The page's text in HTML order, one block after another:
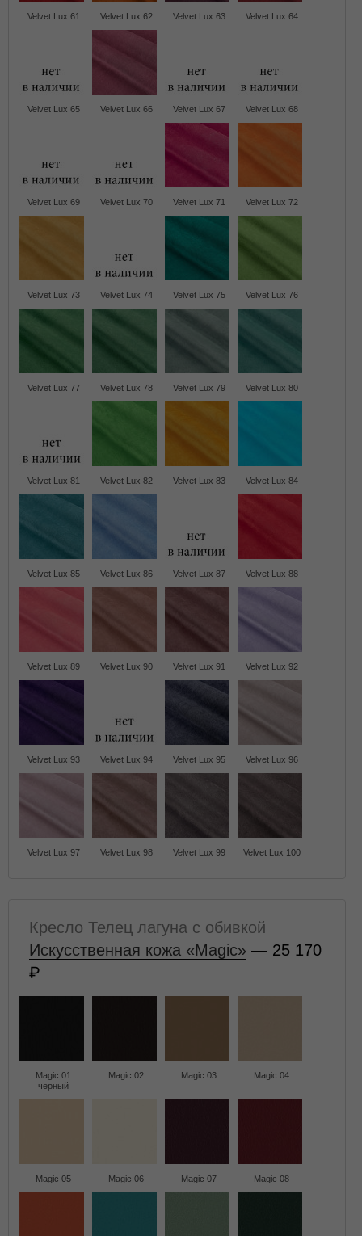
Velvet Lux 61 Velvet Lux 62 Velvet Lux 63 Velvet Lux 64
Velvet Lux 65 Velvet Lux 66 Velvet Lux 67 Velvet Lux 68
Velvet Lux 69 Velvet Lux 70 Velvet Lux 71 Velvet Lux 72
Velvet Lux 73 Velvet Lux 74 Velvet Lux 75 Velvet Lux 76
Velvet Lux 77 Velvet Lux 78 Velvet Lux 79 Velvet Lux 80
Velvet Lux 81 Velvet Lux 82 Velvet Lux 83 Velvet Lux 84
Velvet Lux 85 Velvet Lux 86 Velvet Lux 87 Velvet Lux 88
Velvet Lux 89 Velvet Lux 90 Velvet Lux 91 Velvet Lux 92
Velvet Lux 93 Velvet Lux 94 Velvet Lux 95 Velvet Lux 96
Velvet Lux 97 Velvet Lux 98 Velvet Lux 99 Velvet Lux 100
Кресло Телец лагуна с обивкой
Искусственная кожа «Magic» — 25 170
Magic 01
черный
Magic 02 Magic 03 Magic 04
Magic 05 Magic 06 Magic 07 Magic 08